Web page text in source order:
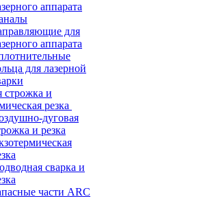
аппарата
для
аппарата
для лазерной
строжка и
резка
дуговая
и резка
сварка и
части ARC